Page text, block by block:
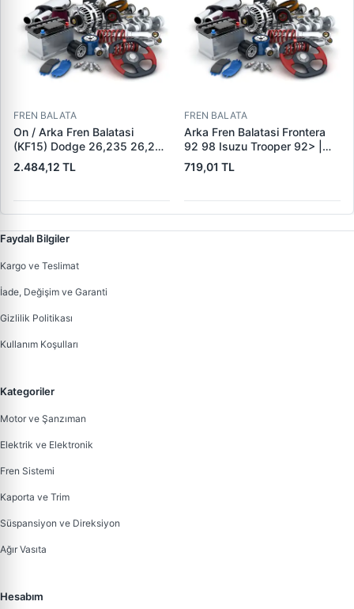
FREN BALATA
On / Arka Fren Balatasi
(KF15) Dodge 26,235 26,260
32,260 Dingil | KALE B 1278
1840 05 KF22 | OEM 19557 /
M91003501
2.484,12 TL
FREN BALATA
Arka Fren Balatasi Frontera
92 98 Isuzu Trooper 92> |
KRAFTVOLL 07160049 |
OEM 160 5851
719,01 TL
Faydalı Bilgiler
Kargo ve Teslimat
İade, Değişim ve Garanti
Gizlilik Politikası
Kullanım Koşulları
Kategoriler
Motor ve Şanzıman
Elektrik ve Elektronik
Fren Sistemi
Kaporta ve Trim
Süspansiyon ve Direksiyon
Ağır Vasıta
Hesabım